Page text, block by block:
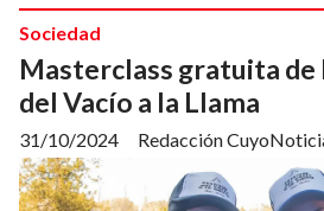
Masterclass gratuita de
del Vacío a la Llama
Redacción
Sociedad
31/10/2024